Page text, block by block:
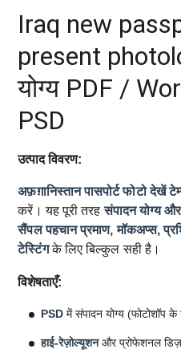
Iraq new
present
योग्य PDF /
PSD
उत्पाद विवरण:
अफ़ग़ानिस्तान पासपोर्ट फोटो देखें
करें। यह पूरी तरहसंपादन योग्य
सैंपल पहचान प्रमाण, मॉकअप्स,
टेस्टिंगके लिए बिल्कुल सही है।
विशेषताएँ:
PSD में संपादन योग्य (फोटोशॉप के
हाई-रेज़ोल्यूशनऔर प्रोफेशनल